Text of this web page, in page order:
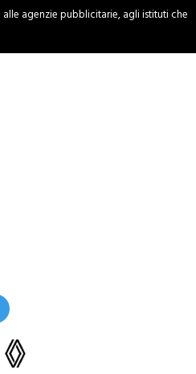
agenzie pubblicitarie, agli istituti che